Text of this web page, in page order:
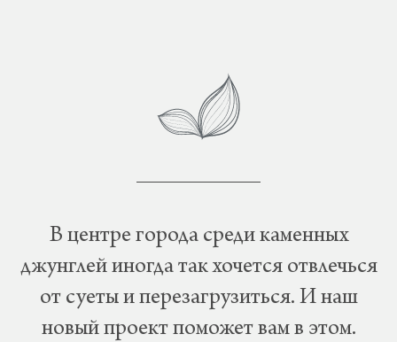
В центре города среди каменных
джунглей иногда так хочется отвлечься
от суеты и перезагрузиться. И наш
новый проект поможет вам в этом.